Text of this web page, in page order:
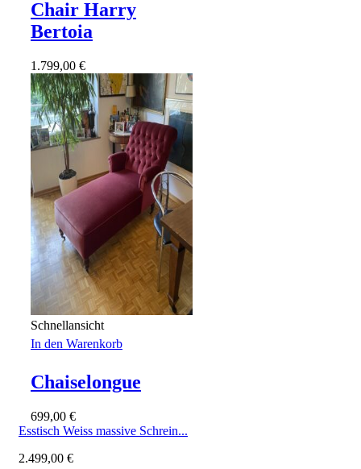
Chair Harry
Bertoia
1.799,00 €
Schnellansicht
In den Warenkorb
Chaiselongue
699,00 €
Esstisch Weiss massive Schrein...
2.499,00 €